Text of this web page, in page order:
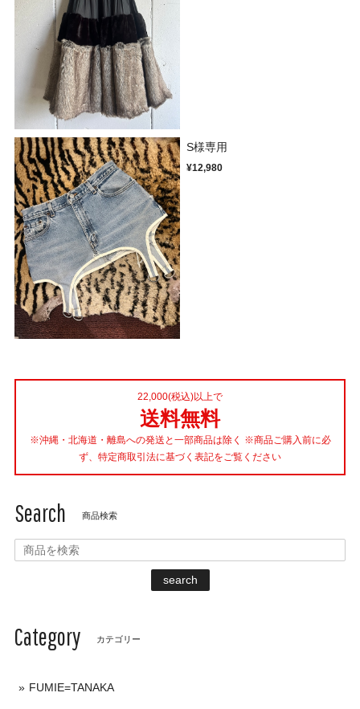
S様専用
¥12,980
22,000(税込)以上で
送料無料
※沖縄・北海道・離島への発送と一部商品は除く ※商品ご購入前に必
ず、特定商取引法に基づく表記をご覧ください
Search 商品検索
search
Category カテゴリー
FUMIE=TANAKA